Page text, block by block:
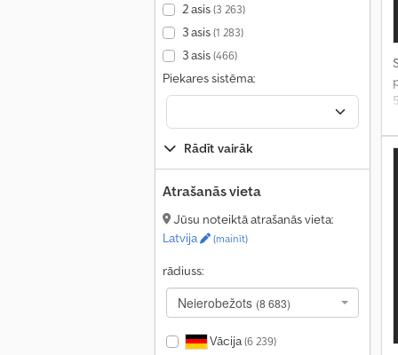
2 asis(3 263)
3 asis(1 283)
3 asis(466)
Piekares sistēma:
Rādīt vairāk
Atrašanās vieta
Jūsu noteiktā atrašanās vieta:
Latvija
(mainīt)
rādiuss:
Neierobežots (8 683)
Vācija(6 239)
5